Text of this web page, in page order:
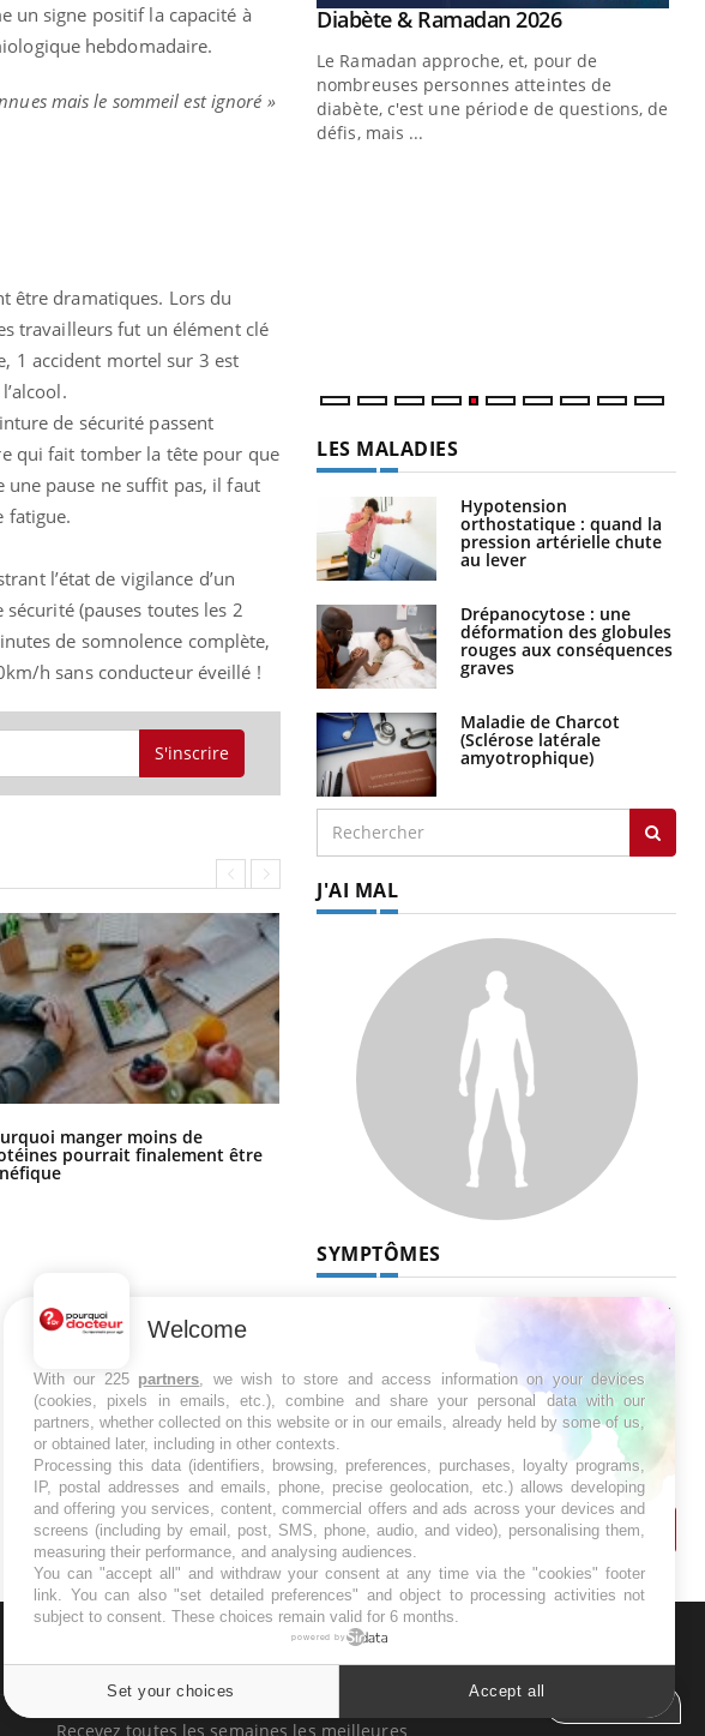
un signe positif la capacité à
hebdomadaire.
mais le sommeil est ignoré »
être dramatiques. Lors du
travailleurs fut un élément clé
1 accident mortel sur 3 est
de sécurité passent
qui fait tomber la tête pour que
une pause ne suffit pas, il faut
fatigue.
l’état de vigilance d’un
(pauses toutes les 2
de somnolence complète,
h sans conducteur éveillé !
S'inscrire
manger moins de
pourrait finalement être
Grossesse et chaleur : ce que dit la
science
Youtube
Diabète & Ramadan 2026Youtube
Le Ramadan approche, et, pour de
nombreuses personnes atteintes de
diabète, c'est une période de questions, de
défis, mais ...
LES MALADIES
Hypotension
orthostatique : quand la
pression artérielle chute
au lever
Drépanocytose : une
déformation des globules
rouges aux conséquences
graves
Maladie de Charcot
(Sclérose latérale
amyotrophique)
J'AI MAL
SYMPTÔMES
Douleurs de l’avant-pied :
liées à problème d’appui
Mauvaise haleine : il faut
améliorer l’hygiène
bucco-dentaire
NEWSLETTER
Recevez toutes les semaines les meilleures
Welcome
With our 225 partners, we wish to store and access information on your devices
(cookies, pixels in emails, etc.), combine and share your personal data with our
partners, whether collected on this website or in our emails, already held by some of us,
or obtained later, including in other contexts.
Processing this data (identifiers, browsing, preferences, purchases, loyalty programs,
IP, postal addresses and emails, phone, precise geolocation, etc.) allows developing
and offering you services, content, commercial offers and ads across your devices and
screens (including by email, post, SMS, phone, audio, and video), personalising them,
measuring their performance, and analysing audiences.
You can "accept all" and withdraw your consent at any time via the "cookies" footer
link. You can also "set detailed preferences" and object to processing activities not
subject to consent. These choices remain valid for 6 months.
powered by
Set your choices Accept all